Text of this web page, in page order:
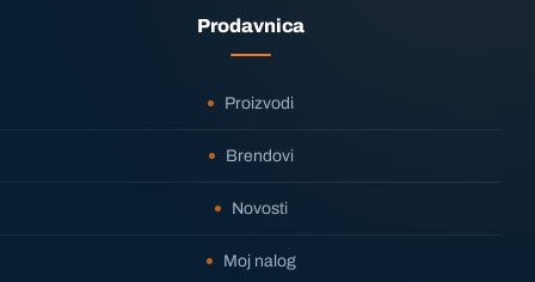
Prodavnica
Proizvodi
Brendovi
Novosti
Moj nalog